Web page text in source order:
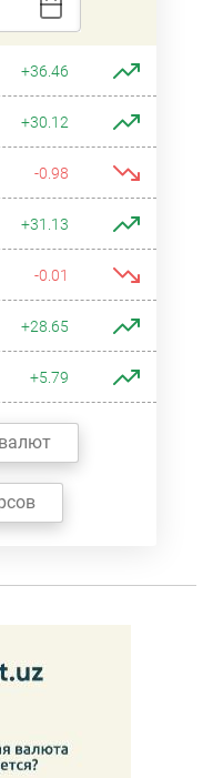
+36.46
+30.12
-0.98
+31.13
-0.01
+28.65
+5.79